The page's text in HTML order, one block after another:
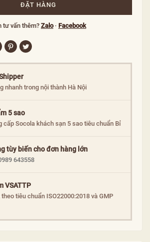
ĐẶT HÀNG
tư vấn thêm? Zalo · Facebook
nhanh trong nội thành Hà Nội
5 sao
cấp Socola khách sạn 5 sao tiêu chuẩn Bỉ
tùy biến cho đơn hàng lớn
643558
VSATTP
tiêu chuẩn ISO22000:2018 và GMP